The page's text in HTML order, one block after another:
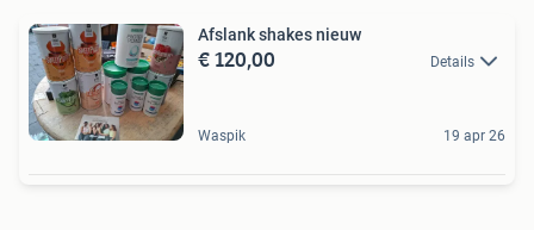
Afslank shakes nieuw
€ 120,00 Details
Waspik 19 apr 26